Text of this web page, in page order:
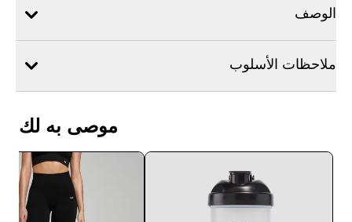
الوصف
ملاحظات الأسلوب
موصى به لك